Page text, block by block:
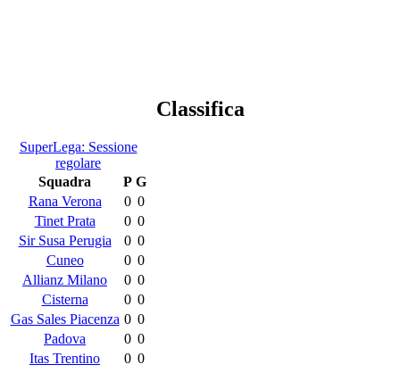
Classifica
SuperLega: Sessione
regolare
Squadra
P G
Rana Verona
0 0
Tinet Prata
0 0
Sir Susa Perugia
0 0
Cuneo
0 0
Allianz Milano
0 0
Cisterna
0 0
Gas Sales Piacenza 0 0
Padova
0 0
Itas Trentino
0 0